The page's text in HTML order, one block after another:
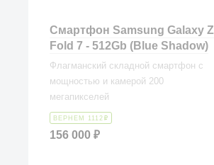
Смартфон Samsung Galaxy Z
Fold 7 - 512Gb (Blue Shadow)
Флагманский складной смартфон с
мощностью и камерой 200
мегапикселей
ВЕРНЕМ 1112 ₽
156 000₽